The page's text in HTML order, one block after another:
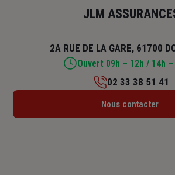
JLM
2A RUE DE LA GARE, 61700
Lundi : 09h – 12h / 14h –
02 33 38 51 41
Nous contacter